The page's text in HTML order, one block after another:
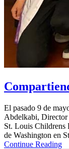
El pasado 9 de
Abdelkabi, Director
St. Louis Childrens
de Washington en
Continue Reading